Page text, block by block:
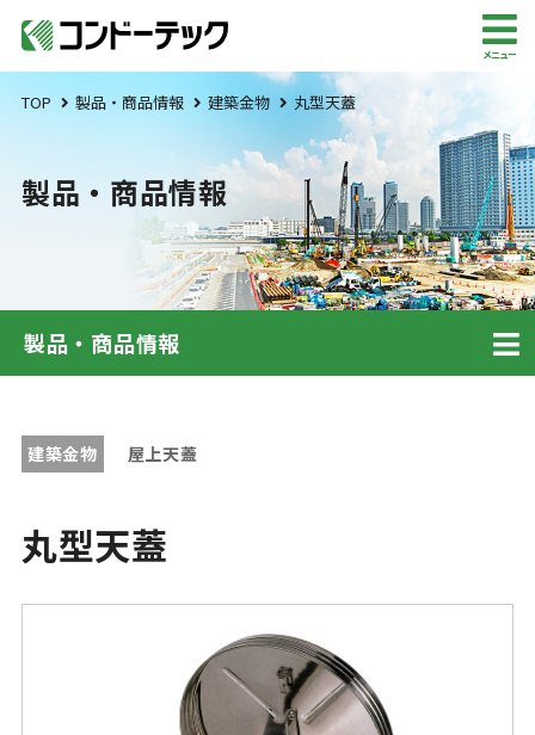
メニュー
TOP 製品・商品情報 建築金物 丸型天蓋
製品・商品情報
製品・商品情報
建築金物 屋上天蓋
丸型天蓋